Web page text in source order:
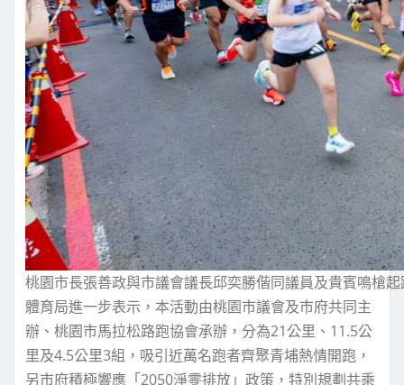
桃園市長張善政與市議會議長邱奕勝偕同議員及貴賓鳴槍
體育局進一步表示，本活動由桃園市議會及市府共同主
辦、桃園市馬拉松路跑協會承辦，分為21公里、11.5公
里及4.5公里3組，吸引近萬名跑者齊聚青埔熱情開跑，
另市府積極響應「2050淨零排放」政策，特別規劃共乘